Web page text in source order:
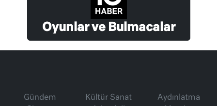
Oyunlar ve Bulmacalar
Gündem
Kültür Sanat
Aydınlatma